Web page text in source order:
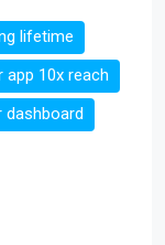
lifetime
app 10x reach
dashboard